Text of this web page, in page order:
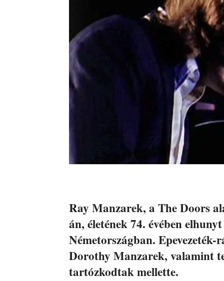
Ray Manzarek, a The Doors
án, életének 74. évében
Németországban.
Dorothy Manzarek, valamint
tartózkodtak mellette.